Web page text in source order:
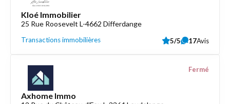
Kloé Immobilier
25 Rue Roosevelt L-4662 Differdange
Transactions immobilières 5/5 17Avis
Axhome Immo
Fermé